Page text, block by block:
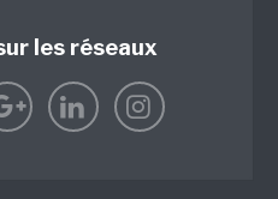
les réseaux